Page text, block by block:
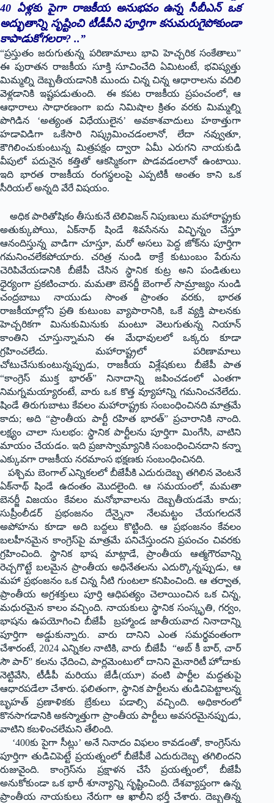
40 ఏళ్లకు పైగా రాజకీయ అనుభవం ఉన్న సీబీఎన్‌ ఒక
అద్భుతాన్ని సృష్టించి టీడీపీని పూర్తిగా కనుమరుగైపోకుండా
కాపాడుకోగలరా? ..”
“ప్ర‌స్తుతం జ‌రుగుతున్న ప‌రిణామాలు భావి హెచ్చ‌రిక సంకేతాలు”
ఈ పురాతన రాజకీయ సూక్తి సూచించేది ఏమిటంటే, భవిష్యత్తు
మిమ్మల్ని దెబ్బ‌తీయ‌డానికి ముందు చిన్న చిన్న ఆధారాలను వదిలి
వెళ్లడానికి ఇష్టపడుతుంది. ఈ కపట రాజ‌కీయ‌ ప్రపంచంలో, ఆ
ఆధారాలు సాధారణంగా ఐదు నిమిషాల క్రితం వరకు మిమ్మల్ని
పొగిడిన ‘అత్యంత విధేయులైన’ అవకాశవాదులు హఠాత్తుగా
హ‌డావిడిగా ఒకేసారి నిష్క్రమించడంలానో, లేదా నవ్వుతూ,
కౌగిలించుకుంటున్న మిత్రపక్షం ద్వారా ఏమీ ఎరుగని నాయకుడి
వీపులో పదునైన కత్తితో ఆకస్మికంగా పొడవడంలానో ఉంటాయి.
ఇది భారత రాజకీయ రంగస్థలంపై ఎప్పటికీ అంతం కాని ఒక
సీరియల్ అన్నది వేరే విషయం.
అధిక పారితోషికం తీసుకునే టెలివిజన్ నిపుణులు మహారాష్ట్రకు
అతుక్కుపోయి, ఏక్‌నాథ్ షిండే శివసేనను విచ్ఛిన్నం చేస్తూ
ఆనందిస్తున్న వాడిగా చూస్తూ, మ‌రో అసలు పెద్ద జోక్‌ను పూర్తిగా
గమనించలేకపోయారు. చరిత్ర నుండి ఠాక్రే కుటుంబం పేరును
చెరిపివేయడానికి బీజేపీ చేసిన స్థానిక కుట్ర అని పండితులు
ధైర్యంగా ప్రకటించారు. మమతా బెనర్జీ బెంగాల్ సామ్రాజ్యం నుండి
చంద్రబాబు నాయుడు సొంత ప్రాంతం వరకు, భారత
రాజకీయాల్లోని ప్రతి కుటుంబ వ్యాపారానికి, ఒకే వ్య‌క్తి పాల‌న‌కు
హెచ్చ‌రిక‌గా మినుకుమినుకు మంటూ వెలుగుతున్న నియాన్
కాంతిని చూస్తున్నామని ఈ మేధావులలో ఒక్కరు కూడా
గ్రహించలేదు. మహారాష్ట్రలో పరిణామాలు
చోటుచేసుకుంటున్నప్పుడు, రాజకీయ విశ్లేషకులు బీజేపీ పాత
“కాంగ్రెస్ ముక్త భారత్” నినాదాన్ని జపించడంలో ఎంతగా
నిమగ్నమయ్యారంటే, వారు ఒక కొత్త వ్యూహాన్ని గమనించ‌నేలేదు.
షిండే తిరుగుబాటు కేవలం మహారాష్ట్రకు సంబంధించినది మాత్రమే
కాదు; అది “ప్రాంతీయ పార్టీ రహిత భారత్” ప్రచారానికి నాంది.
లక్ష్యం చాలా సులభం: స్థానిక పార్టీలను పూర్తిగా మింగేసి, వాటిని
మాయం చేయడం. ఇది ప్రజాస్వామ్యానికి సంబంధించినదాని కన్నా
ఎక్కువగా రాజకీయ నరమాంస భక్షణకు సంబంధించినది.
పశ్చిమ బెంగాల్ ఎన్నికలలో బీజేపీకి ఎదురుదెబ్బ తగిలిన వెంటనే
ఏక్‌నాథ్ షిండే ఉదంతం మొదలైంది. ఆ సమయంలో, మమతా
బెనర్జీ విజయం కేవలం మనోభావాలను దెబ్బతీయడమే కాదు;
సుప్రీంలీడ‌ర్‌ ప్రభంజనం దేన్నైనా నేలమట్టం చేయగలదనే
అపోహను కూడా అది బద్దలు కొట్టింది. ఆ ప్రభంజనం కేవలం
బలహీనమైన కాంగ్రెస్‌పై మాత్రమే పనిచేస్తుందని ప్రపంచం చివరకు
గ్రహించింది. స్థానిక భాష మాట్లాడే, ప్రాంతీయ ఆత్మ‌గౌర‌వాన్ని
రెచ్చగొట్టే బలమైన ప్రాంతీయ అధినేతలను ఎదుర్కొన్నప్పుడు, ఆ
మహా ప్రభంజనం ఒక చిన్న నీటి గుంటలా కనిపించింది. ఆ తర్వాత,
ప్రాంతీయ అగ్రశక్తులు పూర్తి ఆధిపత్యం చెలాయించిన ఒక చిన్న,
మధురమైన కాలం వచ్చింది. నాయకులు స్థానిక సంస్కృతి, గర్వం,
భాషను ఉపయోగించి బీజేపీ బ్రహ్మాండ జాతీయవాద నినాదాన్ని
పూర్తిగా అడ్డుకున్నారు. వారు దానిని ఎంత సమర్థవంతంగా
చేశారంటే, 2024 ఎన్నికల నాటికి, వారు బీజేపీ “అబ్ కీ బార్, చార్
సౌ పార్” కలను ఛేదించి, పార్లమెంటులో దానిని మైనారిటీ హోదాకు
నెట్టివేసి, టీడీపీ మరియు జేడీ(యూ) వంటి పార్టీల మద్దతుపై
ఆధారపడేలా చేశారు. ఫలితంగా, స్థానిక పార్టీలను తుడిచిపెట్టాలన్న
బృహత్ ప్రణాళికకు బ్రేకులు పడాల్సి వచ్చింది. అధికారంలో
కొనసాగడానికి అకస్మాత్తుగా ప్రాంతీయ పార్టీలు అవసరమైనప్పుడు,
వాటిని కబళించలేమని తేలింది.
‘400కు పైగా సీట్లు’ అనే నినాదం విఫ‌లం కావ‌డంతో, కాంగ్రెస్‌ను
పూర్తిగా తుడిచిపెట్టే ప్రయత్నంలో బీజేపీకే ఎదురుదెబ్బ తగిలిందని
రుజువైంది. కాంగ్రెస్‌ను ప్రక్షాళన చేసే ప్రయత్నంలో, బీజేపీ
అనుకోకుండా ఒక భారీ శూన్యాన్ని సృష్టించింది. దేశవ్యాప్తంగా ఉన్న
ప్రాంతీయ నాయకులు నేరుగా ఆ ఖాలీని భర్తీ చేశారు. దెబ్బతిన్న